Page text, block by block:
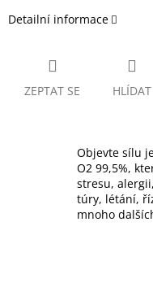
Detailní informace
ZEPTAT SE HLÍDAT
Objevte sílu
O2 99,5%,
stresu,
túry, létání,
mnoho